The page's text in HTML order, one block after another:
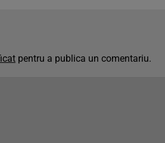
pentru a publica un comentariu.